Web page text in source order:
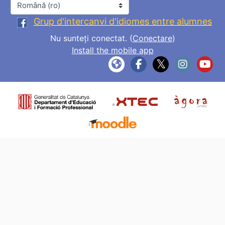
Limbă
Grup d'intercanvi d'idiomes entre alumnes
Nu sunteți conectat. (Conectare)
Install the mobile app